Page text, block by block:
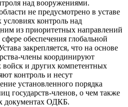
над вооружениями.
не предусмотрено в уставе
контроль над
из приоритетных направлений
обеспечения глобальной
закрепляется, что на основе
члены координируют
войск и других компетентных
контроль и несут
установленного порядка
государств-членов, о чем также
документах ОДКБ.